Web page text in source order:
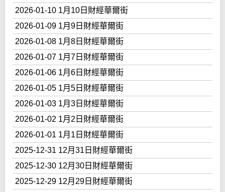
2026-01-10 1月10日財經華爾街
2026-01-09 1月9日財經華爾街
2026-01-08 1月8日財經華爾街
2026-01-07 1月7日財經華爾街
2026-01-06 1月6日財經華爾街
2026-01-05 1月5日財經華爾街
2026-01-03 1月3日財經華爾街
2026-01-02 1月2日財經華爾街
2026-01-01 1月1日財經華爾街
2025-12-31 12月31日財經華爾街
2025-12-30 12月30日財經華爾街
2025-12-29 12月29日財經華爾街